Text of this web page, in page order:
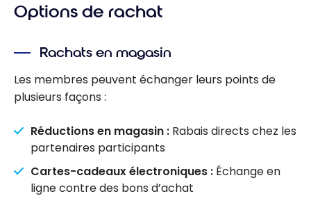
Options de rachat
Rachats en magasin
Les membres peuvent échanger leurs points de
plusieurs façons :
Réductions en magasin : Rabais directs chez les
partenaires participants
Cartes-cadeaux électroniques : Échange en
ligne contre des bons d’achat